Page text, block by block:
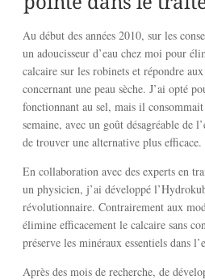
Au début des années 2010, sur les
un adoucisseur d’eau chez moi pour
calcaire sur les robinets et répondre
concernant une peau sèche. J’ai opté
fonctionnant au sel, mais il
semaine, avec un goût désagréable de
de trouver une alternative plus efficace.
En collaboration avec des experts en
un physicien, j’ai développé
révolutionnaire. Contrairement aux
élimine efficacement le calcaire sans
préserve les minéraux essentiels dans
Après des mois de recherche, de